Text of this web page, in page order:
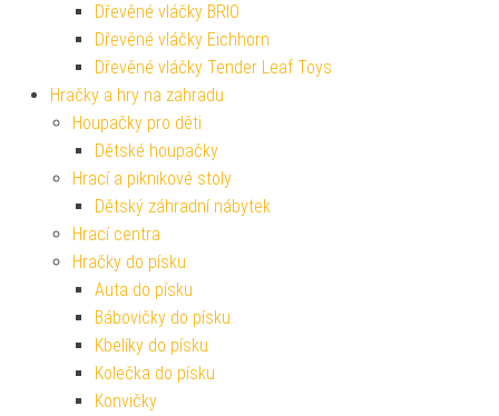
Dřevěné vláčky BRIO
Dřevěné vláčky Eichhorn
Dřevěné vláčky Tender Leaf Toys
Hračky a hry na zahradu
Houpačky pro děti
Dětské houpačky
Hrací a piknikové stoly
Dětský záhradní nábytek
Hrací centra
Hračky do písku
Auta do písku
Bábovičky do písku
Kbelíky do písku
Kolečka do písku
Konvičky